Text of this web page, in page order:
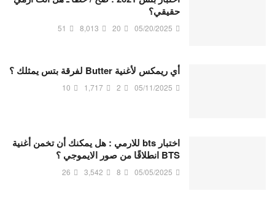
حقيقي؟
05/20/2025
20
8,013
51
أي ريمكس لأغنية Butter لفرقة بتس يمثلك ؟
05/11/2025
2
1,717
10
اختبار bts للارمي : هل يمكنك أن تخمن أغنية
BTS انطلاقًا من صور الايموجي ؟
05/05/2025
8
3,542
26